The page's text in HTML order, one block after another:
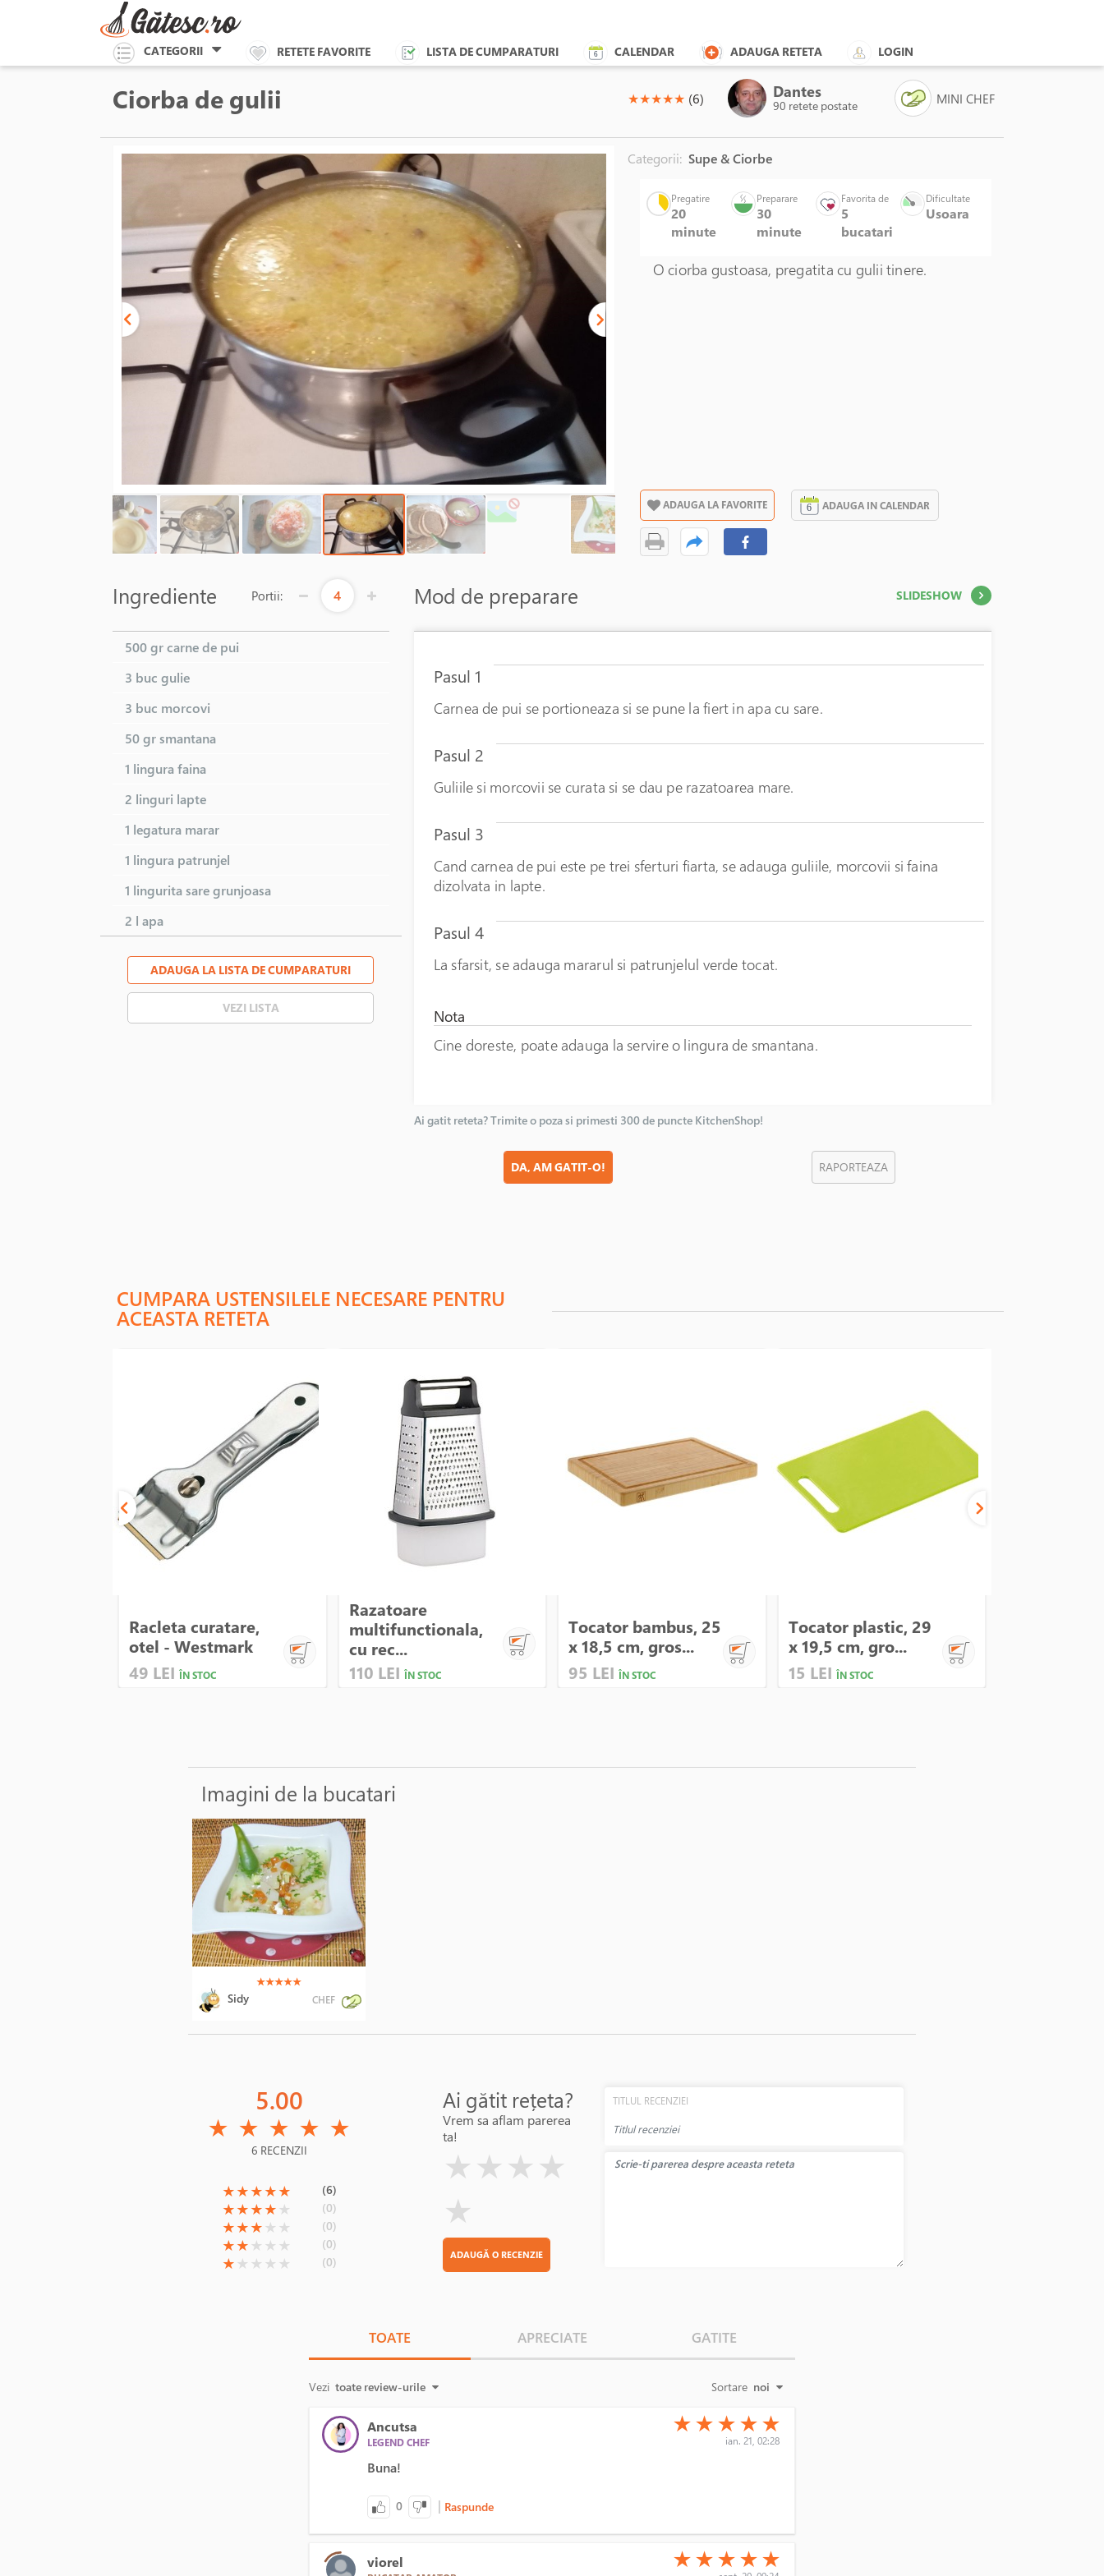
CATEGORII RETETE FAVORITE LISTA DE CUMPARATURI CALENDAR ADAUGA RETETA LOGIN
Ciorba de gulii (*)
★(*)
★(*)
★(*)
★(*)
★ (6) Dantes
90 retete postate MINI CHEF
Categorii: Supe & Ciorbe
Pregatire
20
minute
Preparare
30
minute
Favorita de
5
bucatari
Dificultate
Usoara
O ciorba gustoasa, pregatita cu gulii tinere.
ADAUGA LA FAVORITE ADAUGA IN CALENDAR
Ingrediente Portii: 4
500 grcarne de pui
3 buc gulie
3 buc morcovi
50 grsmantana
1 lingurafaina
2 linguri lapte
1 legatura marar
1 lingura patrunjel
1 linguritasare grunjoasa
2 l apa
ADAUGA LA LISTA DE CUMPARATURI
VEZI LISTA
Mod de preparare SLIDESHOW
Pasul 1
Carnea de pui se portioneaza si se pune la fiert in apa cu sare.
Pasul 2
Guliile si morcovii se curata si se dau pe razatoarea mare.
Pasul 3
Cand carnea de pui este pe trei sferturi fiarta, se adauga guliile, morcovii si faina
dizolvata in lapte.
Pasul 4
La sfarsit, se adauga mararul si patrunjelul verde tocat.
Nota
Cine doreste, poate adauga la servire o lingura de smantana.
Ai gatit reteta? Trimite o poza si primesti 300 de puncte KitchenShop!
DA, AM GATIT-O! RAPORTEAZA
CUMPARA USTENSILELE NECESARE PENTRU
ACEASTA RETETA
Racleta curatare,
otel - Westmark
49 LEI ÎN STOC
Razatoare
multifunctionala,
cu rec...
110 LEI ÎN STOC
Tocator bambus, 25
x 18,5 cm, gros...
95 LEI ÎN STOC
Tocator plastic, 29
x 19,5 cm, gro...
15 LEI ÎN STOC
Imagini de la bucatari
(*)
★(*)
★(*)
★(*)
★(*)
★
Sidy CHEF
5.00
★ ★ ★ ★ ★
6 RECENZII
(*)
★(*)
★(*)
★(*)
★(*)
★ (6)
(*)
★(*)
★(*)
★(*)
★ ( )
★ (0)
(*)
★(*)
★(*)
★ ( )
★ ( )
★ (0)
(*)
★(*)
★ ( )
★ ( )
★ ( )
★ (0)
(*)
★ ( )
★ ( )
★ ( )
★ ( )
★ (0)
Ai gătit rețeta?
Vrem sa aflam parerea
ta!
★ ★ ★ ★
★
ADAUGĂ O RECENZIE
TITLUL RECENZIEI
TOATE APRECIATE GATITE
Vezi toate review-urile Sortare noi
Ancutsa
LEGEND CHEF
(*)
★ (*)
★ (*)
★ (*)
★ (*)
★
ian. 21, 02:28
Buna!
0 | Raspunde
viorel (*)
★ (*)
★ (*)
★ (*)
★ (*)
★